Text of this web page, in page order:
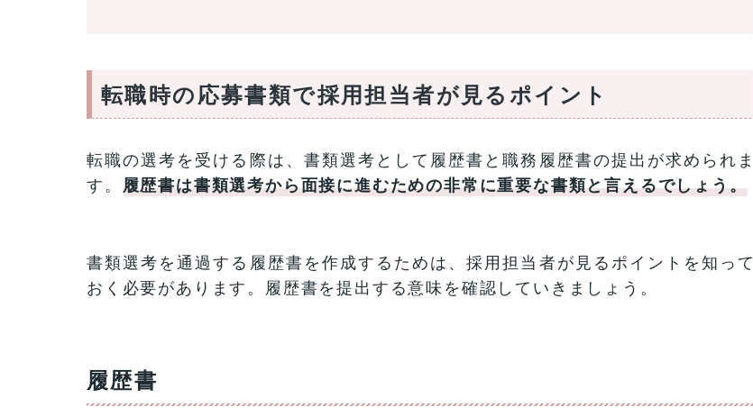
転職時の応募書類で採用担当者が見るポイント
転職の選考を受ける際は、書類選考として履歴書と職務履歴書の提出が求められま
す。 履歴書は書類選考から面接に進むための非常に重要な書類と言えるでしょう。
書類選考を通過する履歴書を作成するためは、採用担当者が見るポイントを知って
おく必要があります。履歴書を提出する意味を確認していきましょう。
履歴書